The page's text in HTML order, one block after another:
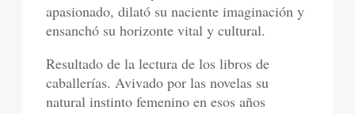
apasionado, dilató su naciente imaginación y
ensanchó su horizonte vital y cultural.
Resultado de la lectura de los libros de
caballerías. Avivado por las novelas su
natural instinto femenino en esos años